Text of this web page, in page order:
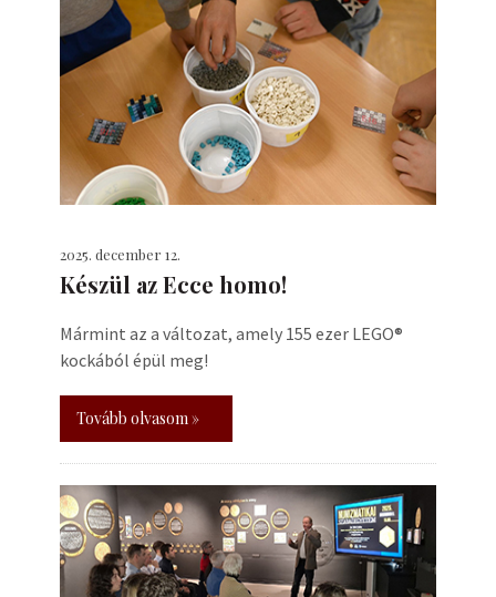
2025. december 12.
Készül az Ecce homo!
Mármint az a változat, amely 155 ezer LEGO®
kockából épül meg!
Tovább olvasom »